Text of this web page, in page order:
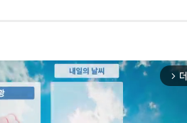
arrow_forward_ios